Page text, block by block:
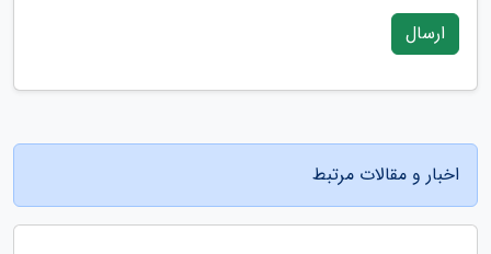
ارسال
اخبار و مقالات مرتبط